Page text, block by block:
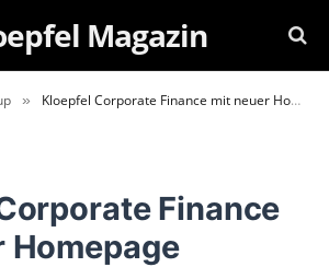
Magazin
» Kloepfel Corporate Finance mit neuer Homepage
Finance
Homepage